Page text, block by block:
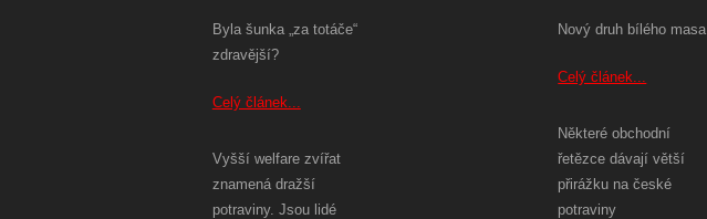
Byla šunka „za totáče“
zdravější?
Celý článek...
Vyšší welfare zvířat
znamená dražší
potraviny. Jsou lidé
Nový druh bílého masa
Celý článek...
Některé obchodní
řetězce dávají větší
přirážku na české
potraviny